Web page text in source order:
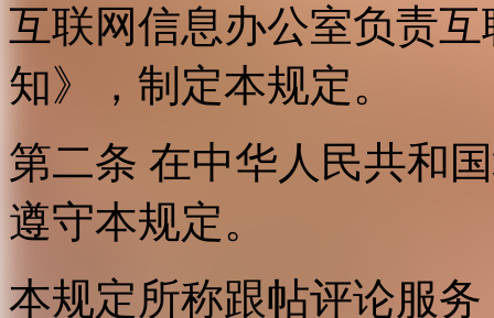
互联网信息办公室负责
知》，制定本规定。
第二条 在中华人民共和
遵守本规定。
本规定所称跟帖评论服